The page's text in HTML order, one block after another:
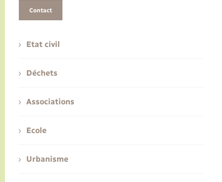
Contact
Etat civil
Déchets
Associations
Ecole
Urbanisme